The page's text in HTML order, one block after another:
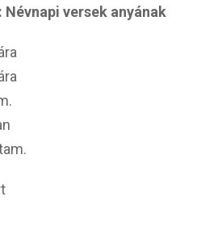
versek anyának